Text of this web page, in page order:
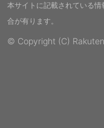
本サイトに記載されている
合が有ります。
© Copyright (C)